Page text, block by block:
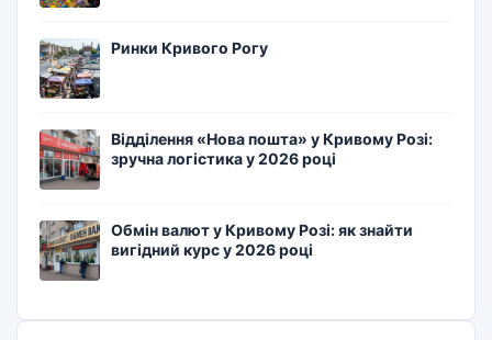
Ринки Кривого Рогу
Відділення «Нова пошта» у Кривому Розі:
зручна логістика у 2026 році
Обмін валют у Кривому Розі: як знайти
вигідний курс у 2026 році